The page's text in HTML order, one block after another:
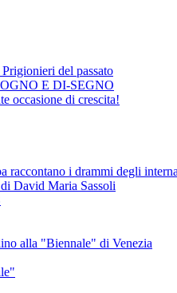
del passato
E DI-SEGNO
occasione di crescita!
raccontano i drammi degli
David Maria Sassoli
alla "Biennale" di Venezia